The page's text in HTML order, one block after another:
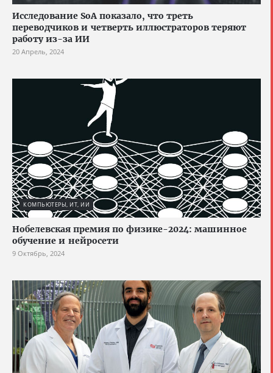
Исследование SoA показало, что треть
переводчиков и четверть иллюстраторов теряют
работу из-за ИИ
20 Апрель, 2024
КОМПЬЮТЕРЫ, ИТ, ИИ
Нобелевская премия по физике-2024: машинное
обучение и нейросети
9 Октябрь, 2024